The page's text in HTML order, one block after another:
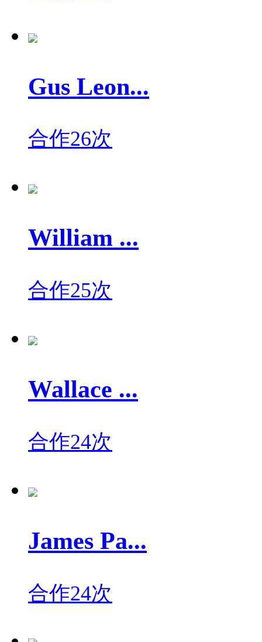
Gus Leon...
合作26次
William ...
合作25次
Wallace ...
合作24次
James Pa...
合作24次